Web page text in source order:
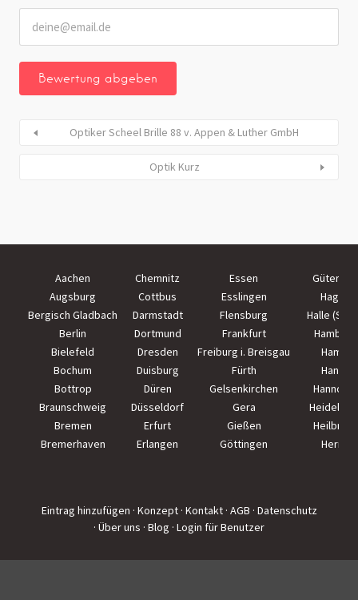
Optiker Scheel Brille 88 v. Appen & Luther GmbH
Optik Kurz
Aachen Chemnitz Essen
Augsburg
Cottbus Esslingen
Hagen
Bergisch Gladbach
Darmstadt Flensburg
Halle
Berlin
Dortmund Frankfurt
Hamburg
Bielefeld
Dresden Freiburg i. Breisgau
Hamm
Bochum
Duisburg Fürth
Hanau
Bottrop
Düren Gelsenkirchen
Hannover
Braunschweig
Düsseldorf Gera
Bremen
Erfurt Gießen
Heilbronn
Bremerhaven
Erlangen Göttingen Herne
Eintrag hinzufügen · Konzept · Kontakt · AGB · Datenschutz
· Über uns · Blog · Login für Benutzer